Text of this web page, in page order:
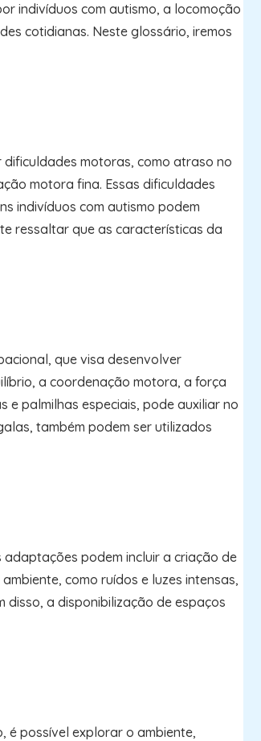
indivíduos com autismo, a locomoção
cotidianas. Neste glossário, iremos
motoras, como atraso no
motora fina. Essas dificuldades
indivíduos com autismo podem
ressaltar que as características da
que visa desenvolver
a coordenação motora, a força
e palmilhas especiais, pode auxiliar no
também podem ser utilizados
podem incluir a criação de
como ruídos e luzes intensas,
disso, a disponibilização de espaços
é possível explorar o ambiente,